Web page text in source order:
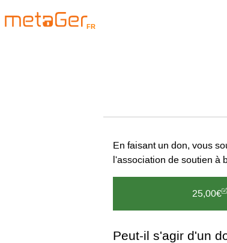
FR
En faisant un don, vous
l'association de soutien à
25,00€
Peut-il s'agir d'un